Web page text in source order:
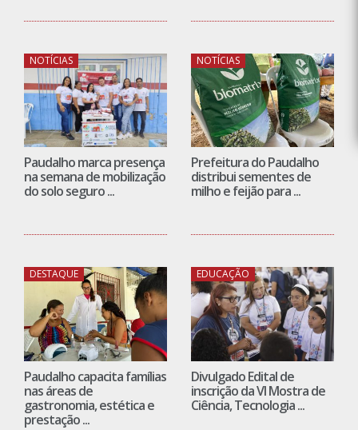
NOTÍCIAS
Paudalho marca presença
na semana de mobilização
do solo seguro ...
NOTÍCIAS
Prefeitura do Paudalho
distribui sementes de
milho e feijão para ...
DESTAQUE
Paudalho capacita famílias
nas áreas de
gastronomia, estética e
prestação ...
EDUCAÇÃO
Divulgado Edital de
inscrição da VI Mostra de
Ciência, Tecnologia ...